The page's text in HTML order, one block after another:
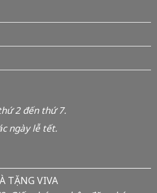
2 đến thứ 7.
ngày lễ tết.
TẶNG VIVA